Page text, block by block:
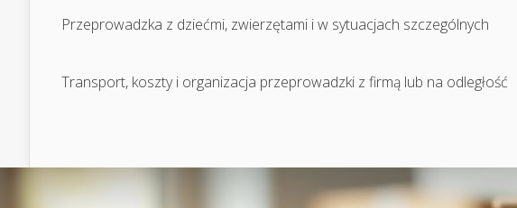
Przeprowadzka z dziećmi, zwierzętami i w sytuacjach szczególnych
Transport, koszty i organizacja przeprowadzki z firmą lub na odległość